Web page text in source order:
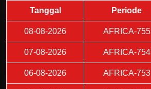
Tanggal Periode
08-08-2026 AFRICA-755
07-08-2026 AFRICA-754
06-08-2026 AFRICA-753